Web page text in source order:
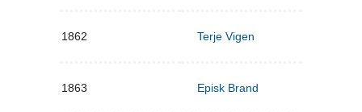
1862 Terje Vigen
1863 Episk Brand